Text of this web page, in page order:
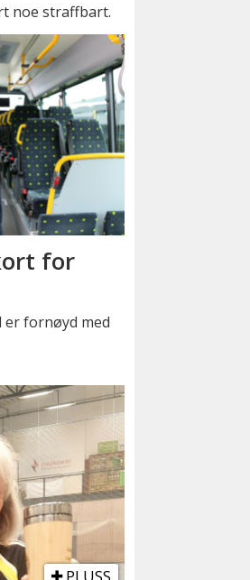
noe straffbart.
for
er fornøyd med